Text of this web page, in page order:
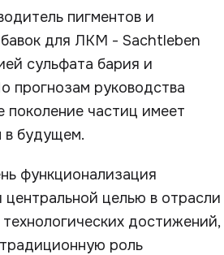
пигментов и
для ЛКМ - Sachtleben
сульфата бария и
прогнозам руководства
поколение частиц имеет
в будущем.
функционализация
центральной целью в отрасли
достижений,
роль